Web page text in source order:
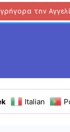
την
Italian